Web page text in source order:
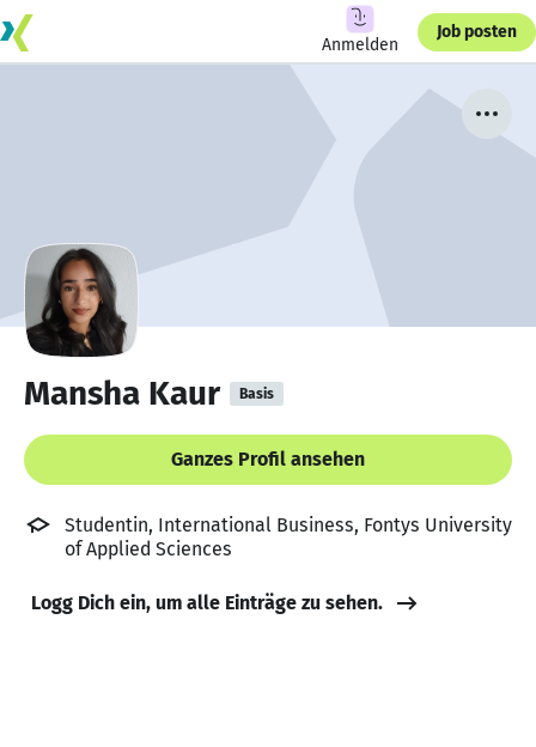
Anmelden
Job posten
Mansha Kaur Basis
Ganzes Profil ansehen
Studentin, International Business, Fontys University
of Applied Sciences
Logg Dich ein, um alle Einträge zu sehen.